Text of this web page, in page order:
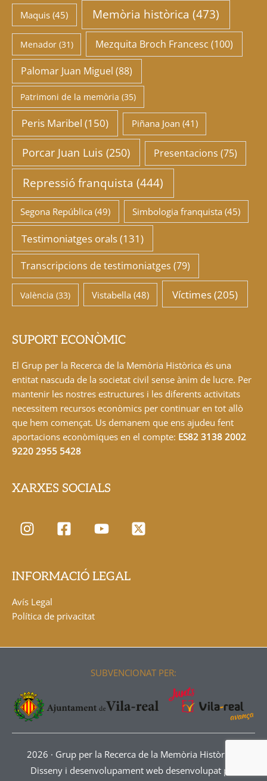
Maquis (45) Memòria històrica (473)
Menador(31) Mezquita Broch Francesc (100)
Palomar Juan Miguel (88)
Patrimoni de la memòria (35)
Peris Maribel (150) Piñana Joan (41)
Porcar Juan Luis (250) Presentacions (75)
Repressió franquista (444)
Segona República (49) Simbologia franquista (45)
Testimoniatges orals(131)
Transcripcions de testimoniatges (79)
València (33) Vistabella (48) Víctimes(205)
SUPORT ECONÒMIC
El Grup per la Recerca de la Memòria Històrica és una
entitat nascuda de la societat civil sense ànim de lucre. Per
mantenir les nostres estructures i les diferents activitats
necessitem recursos econòmics per continuar en tot allò
que hem començat. Us demanem que ens ajudeu fent
aportacions econòmiques en el compte: ES82 3138 2002
9220 2955 5428
XARXES SOCIALS
INFORMACIÓ LEGAL
Avís Legal
Política de privacitat
SUBVENCIONAT PER:
2026 · Grup per la Recerca de la Memòria Històrica
Disseny i desenvolupament web desenvolupat per